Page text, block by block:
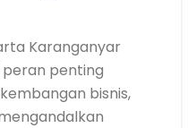
Karanganyar
penting
bisnis,